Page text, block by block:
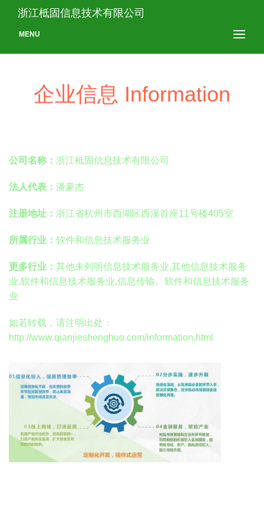
浙江柢固信息技术有限公司
MENU
企业信息 Information
公司名称： 浙江柢固信息技术有限公司
法人代表： 潘豪杰
注册地址： 浙江省杭州市西湖区西溪首座11号楼405室
所属行业： 软件和信息技术服务业
更多行业： 其他未列明信息技术服务业,其他信息技术服务
业,软件和信息技术服务业,信息传输、软件和信息技术服务
业
如若转载，请注明出处：
http://www.qianjieshenghuo.com/information.html